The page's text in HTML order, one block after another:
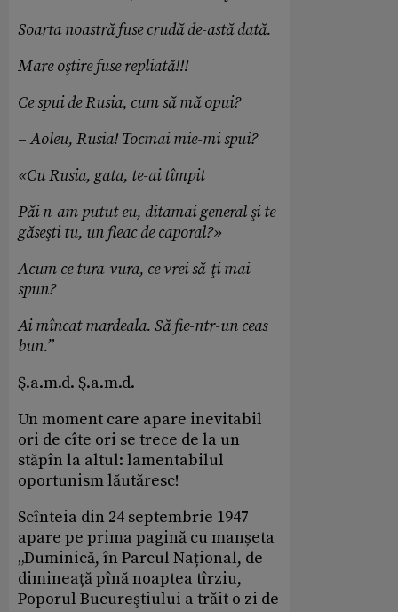
Soarta noastră fuse crudă de-astă dată.
Mare oştire fuse repliată!!!
Ce spui de Rusia, cum să mă opui?
–Aoleu, Rusia! Tocmai mie-mi spui?
«Cu Rusia, gata, te-ai tîmpit
Păi n-am putut eu, ditamai general şi te
găseşti tu, un fleac de caporal?»
Acum ce tura-vura, ce vrei să-ţi mai
spun?
Ai mîncat mardeala. Să fie-ntr-un ceas
bun.”
Ş.a.m.d. Ş.a.m.d.
Un moment care apare inevitabil
ori de cîte ori se trece de la un
stăpîn la altul: lamentabilul
oportunism lăutăresc!
Scînteia din 24 septembrie 1947
apare pe prima pagină cu manșeta
„Duminică, în Parcul Național, de
dimineață pînă noaptea tîrziu,
Poporul Bucureştiului a trăit o zi de